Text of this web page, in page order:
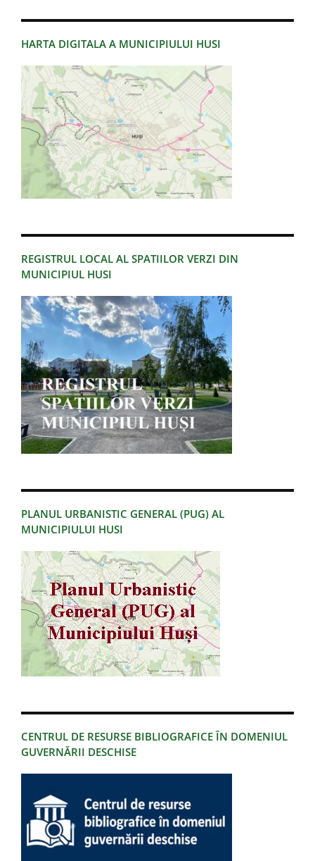
HARTA DIGITALA A MUNICIPIULUI HUSI
REGISTRUL LOCAL AL SPATIILOR VERZI DIN
MUNICIPIUL HUSI
PLANUL URBANISTIC GENERAL (PUG) AL
MUNICIPIULUI HUSI
CENTRUL DE RESURSE BIBLIOGRAFICE ÎN DOMENIUL
GUVERNĂRII DESCHISE